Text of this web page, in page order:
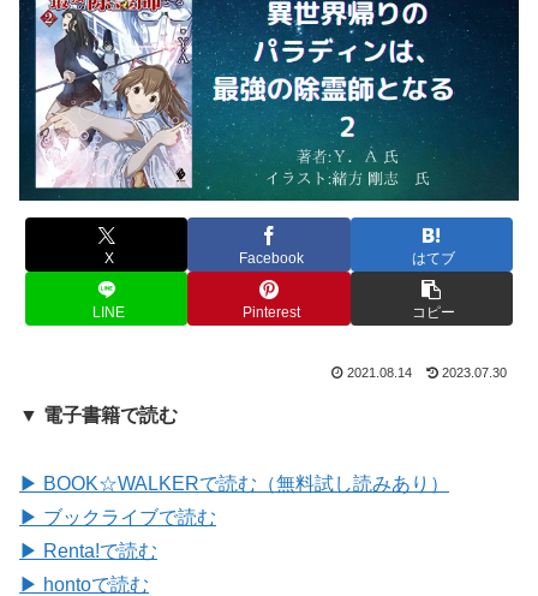
X Facebook はてブ
LINE Pinterest コピー
2021.08.14 2023.07.30
▼ 電子書籍で読む
▶ BOOK☆WALKERで読む（無料試し読みあり）
▶ ブックライブで読む
▶ Renta!で読む
▶ hontoで読む